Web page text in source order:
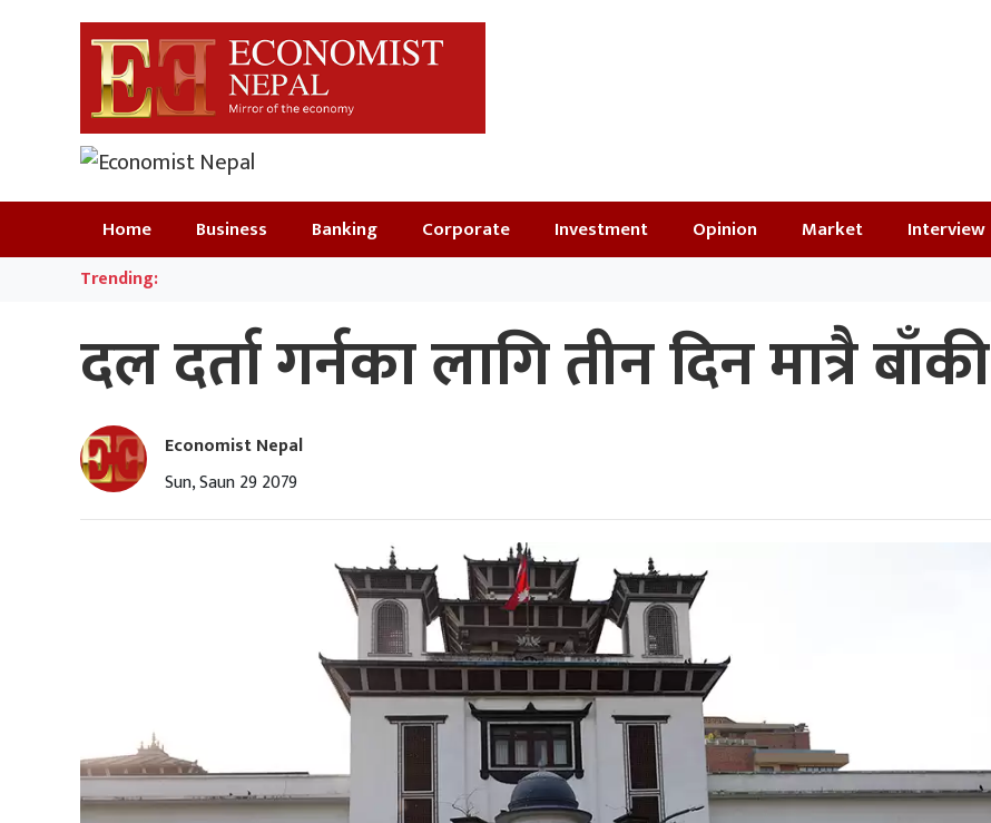
Home Business Banking Corporate Investment Opinion Market Interview
Trending:
दल दर्ता गर्नका लागि तीन दिन मात्रै बाँकी
Economist Nepal
Sun, Saun 29 2079